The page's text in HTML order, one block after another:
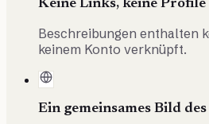
Keine Links, keine Profile
Beschreibungen enthalten
keinem Konto verknüpft.
Ein gemeinsames Bild